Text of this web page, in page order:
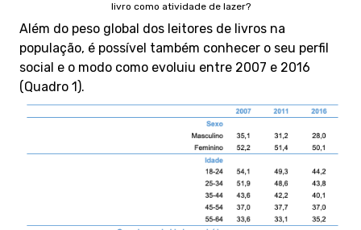
livro como atividade de lazer?
Além do peso global dos leitores de livros na
população, é possível também conhecer o seu perfil
social e o modo como evoluiu entre 2007 e 2016
(Quadro 1).